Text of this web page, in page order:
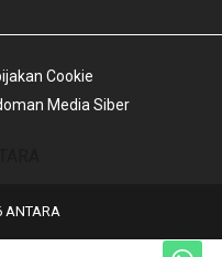
Cookie
Media Siber